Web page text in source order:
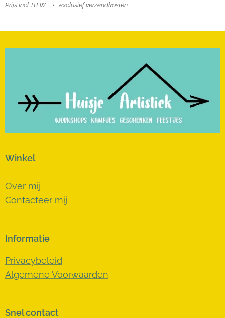
Prijs Incl. BTW exclusief verzendkosten
Winkel
Over mij
Contacteer mij
Informatie
Privacybeleid
Algemene Voorwaarden
Snel contact